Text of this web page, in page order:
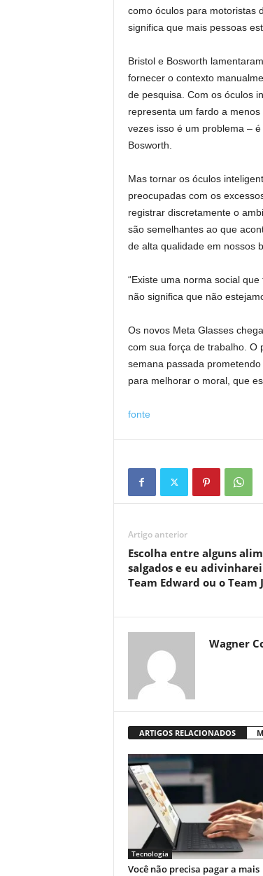
como óculos para motoristas
significa que mais pessoas
Bristol e Bosworth
fornecer o contexto
de pesquisa. Com os óculos
representa um fardo a
vezes isso é um problema –
Bosworth.
Mas tornar os óculos
preocupadas com os
registrar discretamente o
são semelhantes ao que
de alta qualidade em nossos
“Existe uma norma social
não significa que não
Os novos Meta Glasses
com sua força de trabalho. O
semana passada
para melhorar o moral, que
fonte
Artigo anterior
Escolha entre alguns
salgados e eu
Team Edward ou o Team
Wagner
ARTIGOS RELACIONADOS
Tecnologia
Você não precisa pagar a mais